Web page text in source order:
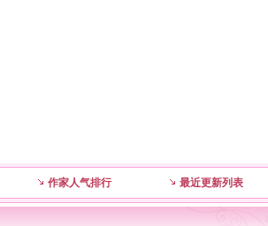
作家人气排行 最近更新列表